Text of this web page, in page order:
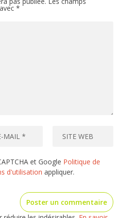
*
et Google Politique de
d'utilisation appliquer.